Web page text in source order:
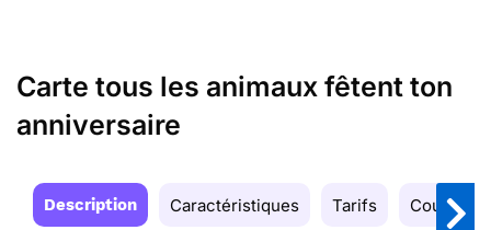
Carte tous les animaux fêtent ton
anniversaire
Description Caractéristiques Tarifs Couleurs